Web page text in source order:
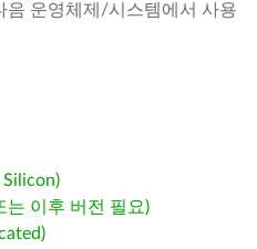
음 운영체제/시스템에서 사용
는 이후 버전 필요)